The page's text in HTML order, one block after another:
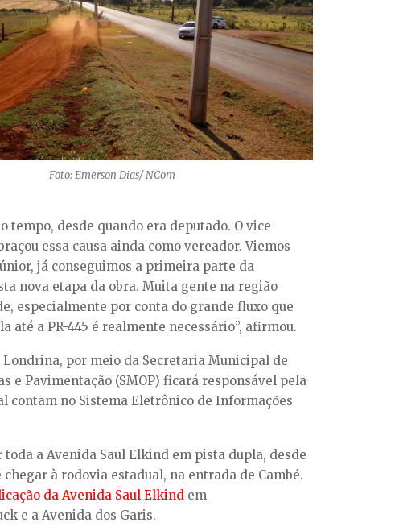
Foto: Emerson Dias/ NCom
tempo, desde quando era deputado. O vice-
essa causa ainda como vereador. Viemos
já conseguimos a primeira parte da
nova etapa da obra. Muita gente na região
especialmente por conta do grande fluxo que
até a PR-445 é realmente necessário”, afirmou.
por meio da Secretaria Municipal de
e Pavimentação (SMOP) ficará responsável pela
contam no Sistema Eletrônico de Informações
a Avenida Saul Elkind em pista dupla, desde
à rodovia estadual, na entrada de Cambé.
da Avenida Saul Elkind em
e a Avenida dos Garis.